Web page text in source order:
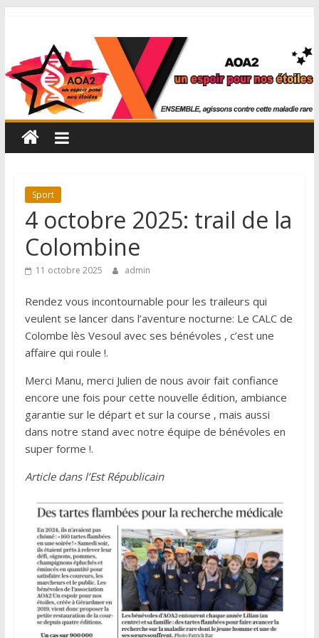
Sport
4 octobre 2025: trail de la
Colombine
11 octobre 2025 admin
Rendez vous incontournable pour les traileurs qui
veulent se lancer dans l’aventure nocturne: Le CALC de
Colombe lès Vesoul avec ses bénévoles , c’est une
affaire qui roule !.
Merci Manu, merci Julien de nous avoir fait confiance
encore une fois pour cette nouvelle édition, ambiance
garantie sur le départ et sur la course , mais aussi
dans notre stand avec notre équipe de bénévoles en
super forme !.
Article dans l’Est Républicain